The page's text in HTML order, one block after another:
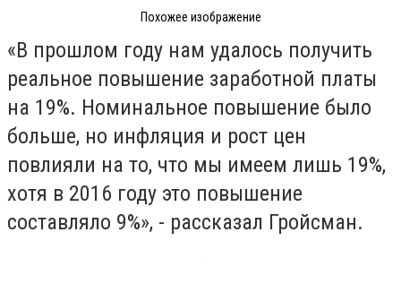
Похожее изображение
«В прошлом году нам удалось получить
реальное повышение заработной платы
на 19%. Номинальное повышение было
больше, но инфляция и рост цен
повлияли на то, что мы имеем лишь 19%,
хотя в 2016 году это повышение
составляло 9%», - рассказал Гройсман.